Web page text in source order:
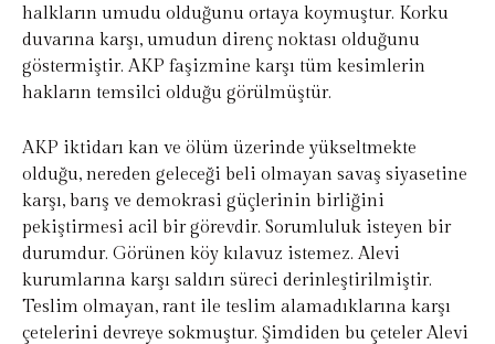
halkların umudu olduğunu ortaya koymuştur. Korku
duvarına karşı, umudun direnç noktası olduğunu
göstermiştir. AKP faşizmine karşı tüm kesimlerin
hakların temsilci olduğu görülmüştür.
AKP iktidarı kan ve ölüm üzerinde yükseltmekte
olduğu, nereden geleceği beli olmayan savaş siyasetine
karşı, barış ve demokrasi güçlerinin birliğini
pekiştirmesi acil bir görevdir. Sorumluluk isteyen bir
durumdur. Görünen köy kılavuz istemez. Alevi
kurumlarına karşı saldırı süreci derinleştirilmiştir.
Teslim olmayan, rant ile teslim alamadıklarına karşı
çetelerini devreye sokmuştur. Şimdiden bu çeteler Alevi